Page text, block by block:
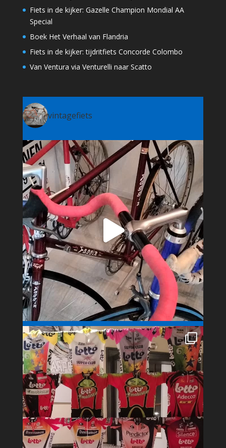
Fiets in de kijker: Gazelle Champion Mondial AA
Special
Boek Het Verhaal van Flandria
Fiets in de kijker: tijdritfiets Concorde Colombo
Van Ventura via Venturelli naar Scatto
vintagefiets